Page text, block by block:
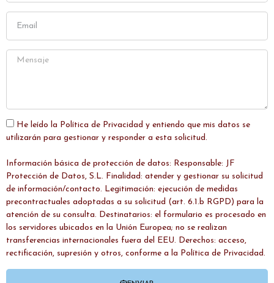
He leído la Política de Privacidad y entiendo que mis datos se
utilizarán para gestionar y responder a esta solicitud.
Información básica de protección de datos: Responsable: JF
Protección de Datos, S.L. Finalidad: atender y gestionar su solicitud
de información/contacto. Legitimación: ejecución de medidas
precontractuales adoptadas a su solicitud (art. 6.1.b RGPD) para la
atención de su consulta. Destinatarios: el formulario es procesado en
los servidores ubicados en la Unión Europea; no se realizan
transferencias internacionales fuera del EEU. Derechos: acceso,
rectificación, supresión y otros, conforme a la Política de Privacidad.